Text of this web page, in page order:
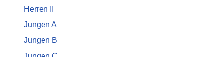
Herren II
Jungen A
Jungen B